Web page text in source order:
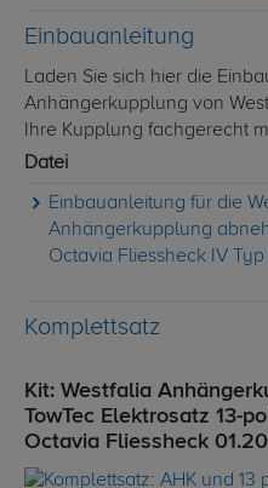
Einbauanleitung
Laden Sie sich hier die
Anhängerkupplung von
Ihre Kupplung fachgerecht
Datei
Einbauanleitung für die
Anhängerkupplung
Octavia Fliessheck IV Typ
Komplettsatz
Kit: Westfalia
TowTec Elektrosatz 13-
Octavia Fliessheck